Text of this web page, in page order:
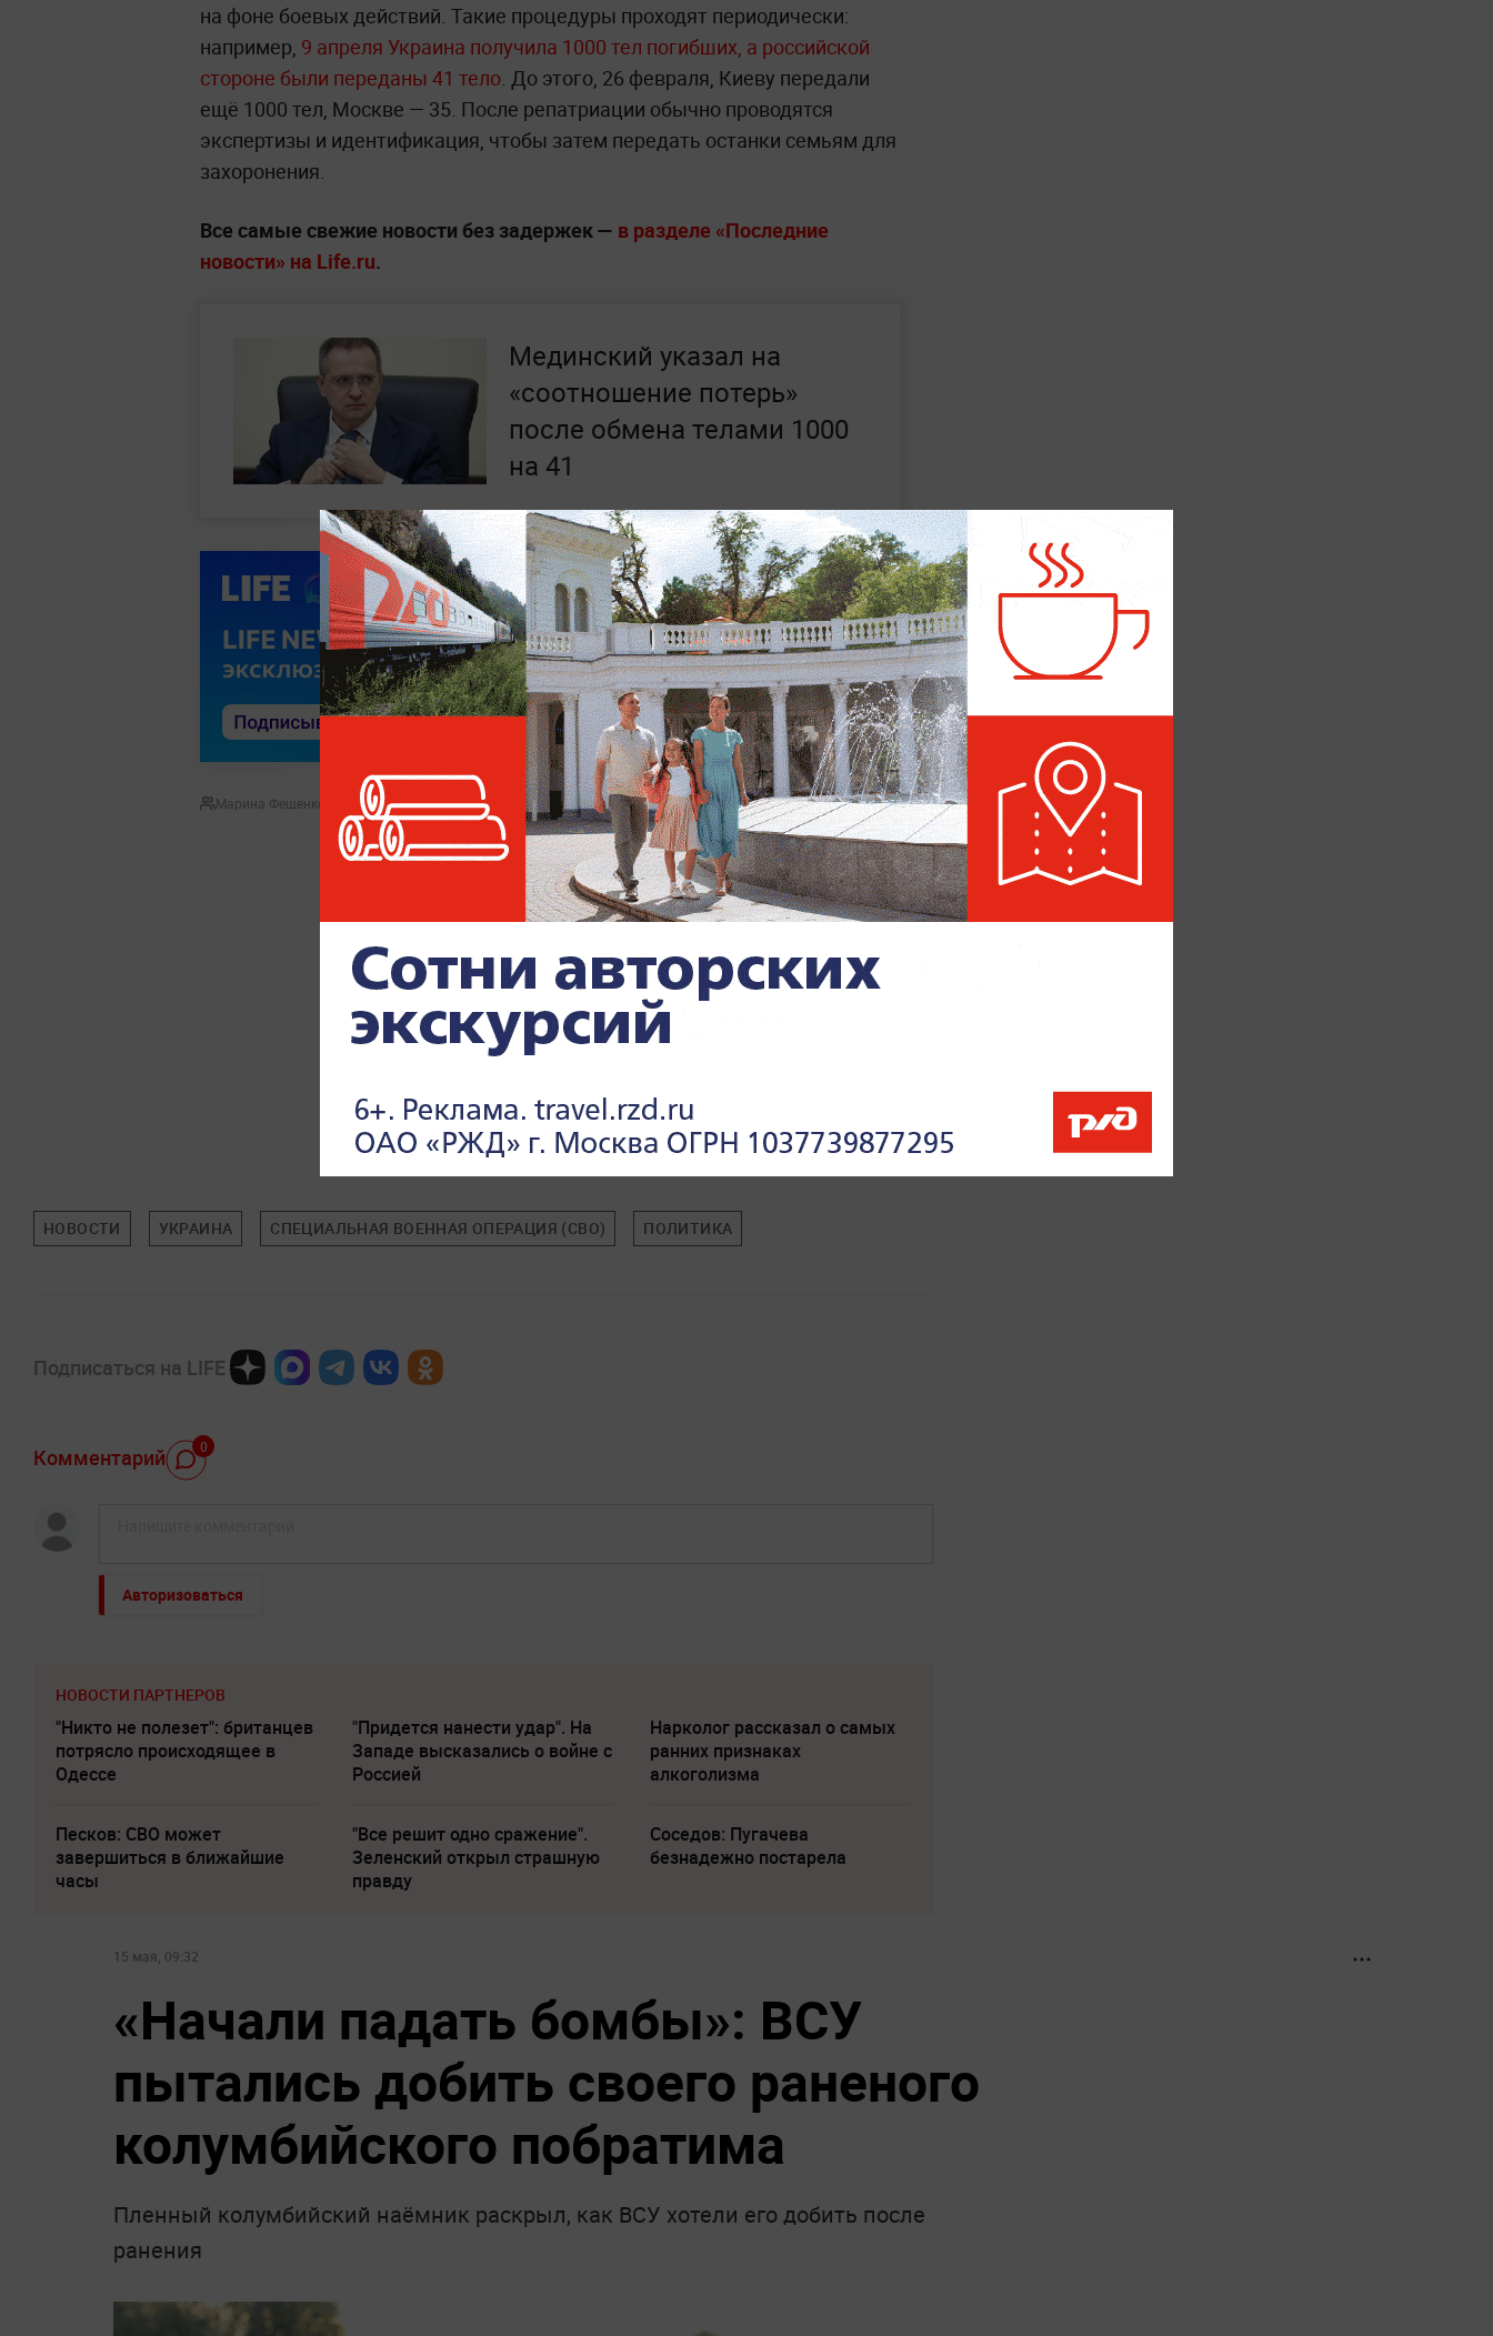
на фоне боевых действий. Такие процедуры проходят периодически:
например, 9 апреля Украина получила 1000 тел погибших, а российской
стороне были переданы 41 тело . До этого, 26 февраля, Киеву передали
ещё 1000 тел, Москве — 35. После репатриации обычно проводятся
экспертизы и идентификация, чтобы затем передать останки семьям для
захоронения.
Все самые свежие новости без задержек — в разделе «Последние
новости» на Life.ru.
Мединский указал на
«соотношение потерь»
после обмена телами 1000
на 41
Марина Фещенко
НОВОСТИ УКРАИНА СПЕЦИАЛЬНАЯ ВОЕННАЯ ОПЕРАЦИЯ (СВО) ПОЛИТИКА
Подписаться на LIFE
Комментарий 0
Авторизоваться
НОВОСТИ ПАРТНЕРОВ
"Никто не полезет": британцев
потрясло происходящее в
Одессе
"Придется нанести удар". На
Западе высказались о войне с
Россией
Нарколог рассказал о самых
ранних признаках
алкоголизма
Песков: СВО может
завершиться в ближайшие
часы
"Все решит одно сражение".
Зеленский открыл страшную
правду
Соседов: Пугачева
безнадежно постарела
15 мая, 09:32
«‎Начали падать бомбы»: ВСУ
пытались добить своего раненого
колумбийского побратима
Пленный колумбийский наёмник раскрыл, как ВСУ хотели его добить после
ранения